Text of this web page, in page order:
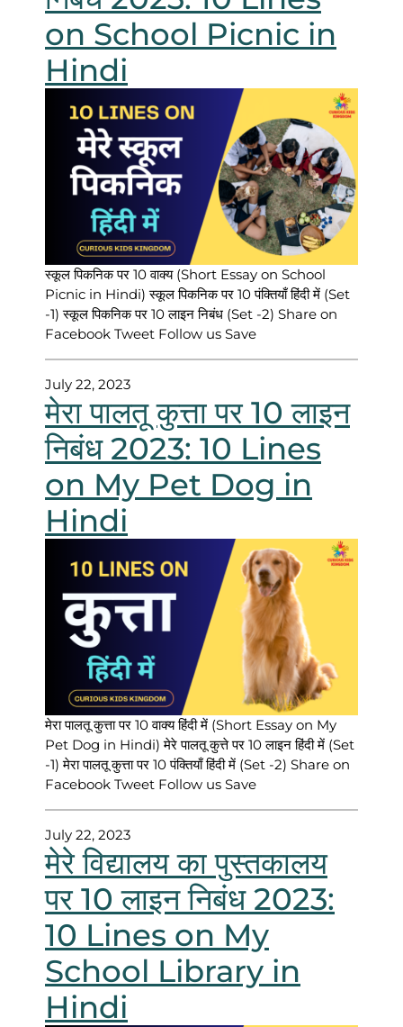
on School Picnic in
Hindi
स्कूल पिकनिक पर 10 वाक्य (Short Essay on School
Picnic in Hindi) स्कूल पिकनिक पर 10 पंक्तियाँ हिंदी में (Set
-1) स्कूल पिकनिक पर 10 लाइन निबंध (Set -2) Share on
Facebook Tweet Follow us Save
July 22, 2023
मेरा पालतू कुत्ता पर 10 लाइन
निबंध 2023: 10 Lines
on My Pet Dog in
Hindi
मेरा पालतू कुत्ता पर 10 वाक्य हिंदी में (Short Essay on My
Pet Dog in Hindi) मेरे पालतू कुत्ते पर 10 लाइन हिंदी में (Set
-1) मेरा पालतू कुत्ता पर 10 पंक्तियाँ हिंदी में (Set -2) Share on
Facebook Tweet Follow us Save
July 22, 2023
मेरे विद्यालय का पुस्तकालय
पर 10 लाइन निबंध 2023:
10 Lines on My
School Library in
Hindi